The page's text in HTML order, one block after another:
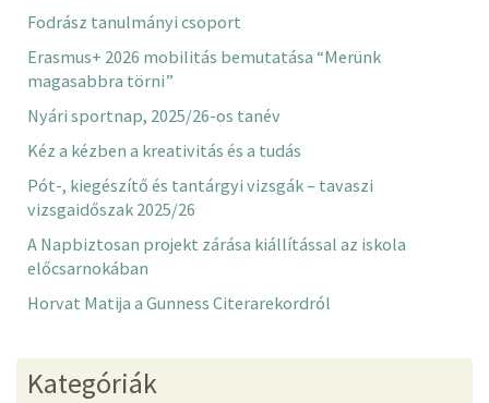
Fodrász tanulmányi csoport
Erasmus+ 2026 mobilitás bemutatása “Merünk
magasabbra törni”
Nyári sportnap, 2025/26-os tanév
Kéz a kézben a kreativitás és a tudás
Pót-, kiegészítő és tantárgyi vizsgák – tavaszi
vizsgaidőszak 2025/26
A Napbiztosan projekt zárása kiállítással az iskola
előcsarnokában
Horvat Matija a Gunness Citerarekordról
Kategóriák